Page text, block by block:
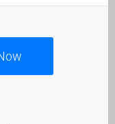
für das Apple
Bildschirm bei
Pro, Air und Neo